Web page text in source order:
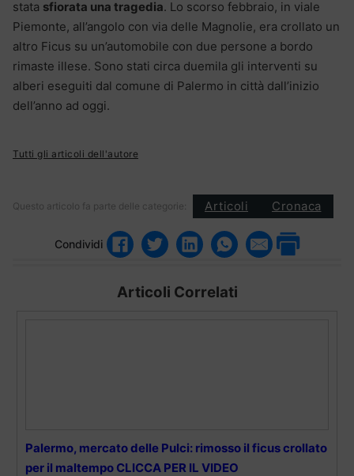
stata sfiorata una tragedia. Lo scorso febbraio, in viale
Piemonte, all’angolo con via delle Magnolie, era crollato un
altro Ficus su un’automobile con due persone a bordo
rimaste illese. Sono stati circa duemila gli interventi su
alberi eseguiti dal comune di Palermo in città dall’inizio
dell’anno ad oggi.
Tutti gli articoli dell'autore
Questo articolo fa parte delle categorie: Articoli Cronaca
Condividi
Articoli Correlati
Palermo, mercato delle Pulci: rimosso il ficus crollato
per il maltempo CLICCA PER IL VIDEO